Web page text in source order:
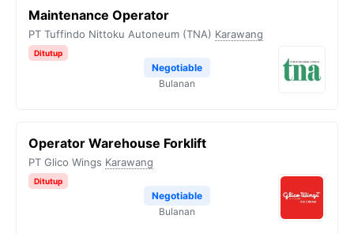
Maintenance Operator
PT Tuffindo Nittoku Autoneum (TNA) Karawang
Ditutup
Negotiable
Bulanan
Operator Warehouse Forklift
PT Glico Wings Karawang
Ditutup
Negotiable
Bulanan